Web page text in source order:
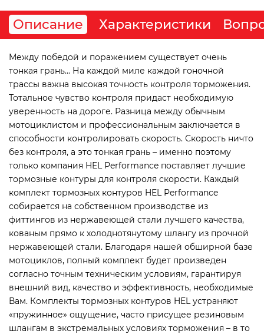
Описание Характеристики
Между победой и поражением существует очень
тонкая грань... На каждой миле каждой гоночной
трассы важна высокая точность контроля торможения.
Тотальное чувство контроля придаст необходимую
уверенность на дороге. Разница между обычным
мотоциклистом и профессиональным заключается в
способности контролировать скорость. Скорость ничто
без контроля, а это тонкая грань – именно поэтому
только компания HEL Performance поставляет лучшие
тормозные контуры для контроля скорости. Каждый
комплект тормозных контуров HEL Performance
собирается на собственном производстве из
фиттингов из нержавеющей стали лучшего качества,
кованым прямо к холоднотянутому шлангу из прочной
нержавеющей стали. Благодаря нашей обширной базе
мотоциклов, полный комплект будет произведен
согласно точным техническим условиям, гарантируя
внешний вид, качество и эффективность, необходимые
Вам. Комплекты тормозных контуров HEL устраняют
«пружинное» ощущение, часто присущее резиновым
шлангам в экстремальных условиях торможения – в то